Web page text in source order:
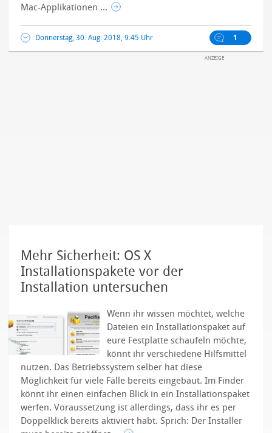
Mac-Applikationen ...
Donnerstag, 30. Aug. 2018, 9:45 Uhr 1
Mehr Sicherheit: OS X
Installationspakete vor der
Installation untersuchen
Wenn ihr wissen möchtet, welche
Dateien ein Installationspaket auf
eure Festplatte schaufeln möchte,
könnt ihr verschiedene Hilfsmittel
nutzen. Das Betriebssystem selber hat diese
Möglichkeit für viele Fälle bereits eingebaut. Im Finder
könnt ihr einen einfachen Blick in ein Installationspaket
werfen. Voraussetzung ist allerdings, dass ihr es per
Doppelklick bereits aktiviert habt. Sprich: Der Installer